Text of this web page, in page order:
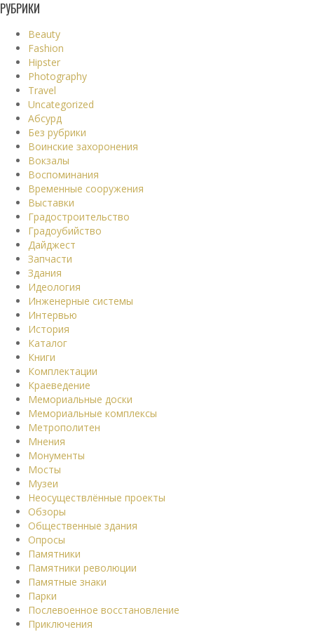
РУБРИКИ
Beauty
Fashion
Hipster
Photography
Travel
Uncategorized
Абсурд
Без рубрики
Воинские захоронения
Вокзалы
Воспоминания
Временные сооружения
Выставки
Градостроительство
Градоубийство
Дайджест
Запчасти
Здания
Идеология
Инженерные системы
Интервью
История
Каталог
Книги
Комплектации
Краеведение
Мемориальные доски
Мемориальные комплексы
Метрополитен
Мнения
Монументы
Мосты
Музеи
Неосуществлённые проекты
Обзоры
Общественные здания
Опросы
Памятники
Памятники революции
Памятные знаки
Парки
Послевоенное восстановление
Приключения